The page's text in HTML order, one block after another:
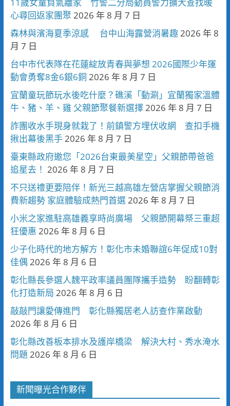
心尋回返家團聚 2026 年 8 月 7 日
森林與濱海夏季涼感 台中山海露營消暑趣2026 年 8
月 7 日
台中市代表隊在花蓮綻放青春與夢想 2026國際少年運
動會勇奪8金6銀6銅 2026 年 8 月 7 日
宜蘭童玩節玩水後吃什麼？礁溪「動涮」宜蘭獨家溫體
牛、豬、羊、雞 父親節聚餐新選擇2026 年 8 月 7 日
詐團收水手現身就栽了！前鎮警方埋伏收網 查扣手機
揪出幕後黑手2026 年 8 月 7 日
臺東縣政府邀您「2026台東最美星空」父親節帶爸爸
追星去！ 2026 年 8 月 7 日
不只送禮更要陪伴！新光三越高雄左營店掌握父親節消
費新趨勢 家庭體驗成熱門首選2026 年 8 月 7 日
小米之家進駐高雄義享時尚廣場 父親節開幕祭三重超
狂優惠 2026 年 8 月 6 日
少子化時代的地方解方！彰化市未婚聯誼6年促成10對
佳偶 2026 年 8 月 6 日
彰化縣長參選人魏平政率議員團隊攜手造勢 盼翻轉彰
化打造新局 2026 年 8 月 6 日
敲敲門讓愛傳進門 彰化縣獨居老人訪查作業啟動
2026 年 8 月 6 日
彰化縣改善板本排水及護岸橋梁 解決大村、秀水淹水
問題 2026 年 8 月 6 日
新聞曝光合作夥伴